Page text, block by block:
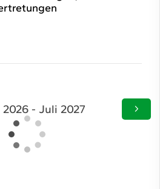
- Juli 2027